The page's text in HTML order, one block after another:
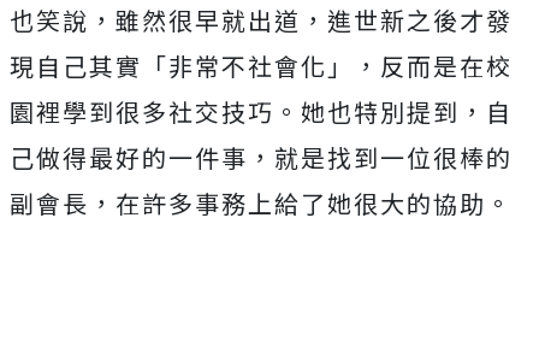
也笑說，雖然很早就出道，進世新之後才發
現自己其實「非常不社會化」，反而是在校
園裡學到很多社交技巧。她也特別提到，自
己做得最好的一件事，就是找到一位很棒的
副會長，在許多事務上給了她很大的協助。